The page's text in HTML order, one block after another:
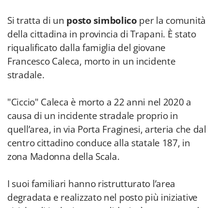
Si tratta di un posto simbolico per la comunità
della cittadina in provincia di Trapani. È stato
riqualificato dalla famiglia del giovane
Francesco Caleca, morto in un incidente
stradale.
"Ciccio" Caleca è morto a 22 anni nel 2020 a
causa di un incidente stradale proprio in
quell’area, in via Porta Fraginesi, arteria che dal
centro cittadino conduce alla statale 187, in
zona Madonna della Scala.
I suoi familiari hanno ristrutturato l’area
degradata e realizzato nel posto più iniziative